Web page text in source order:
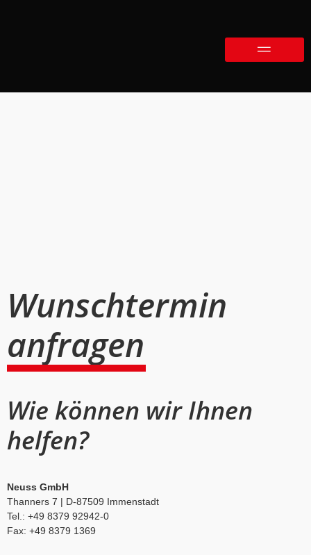
Wunschtermin
anfragen
Wie können wir Ihnen
helfen?
Neuss GmbH
Thanners 7 | D-87509 Immenstadt
Tel.: +49 8379 92942-0
Fax: +49 8379 1369